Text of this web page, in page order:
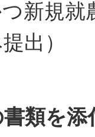
つ新規
出）
類を添